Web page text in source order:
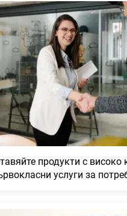
продукти с високо
услуги за